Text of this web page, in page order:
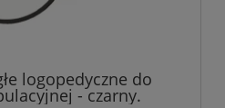
logopedyczne do
- czarny.